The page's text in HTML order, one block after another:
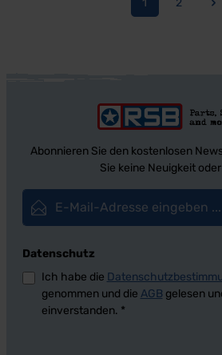
Seite Seite
Abonnieren Sie den kostenlosen
Sie keine Neuigkeit
Datenschutz
Ich habe die
genommen und die AGB gelesen
einverstanden. *